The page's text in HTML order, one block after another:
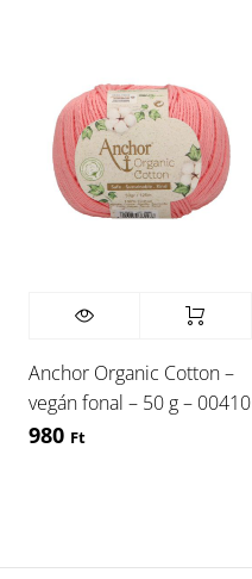
Anchor Organic Cotton –
vegán fonal – 50 g – 00410
980 Ft